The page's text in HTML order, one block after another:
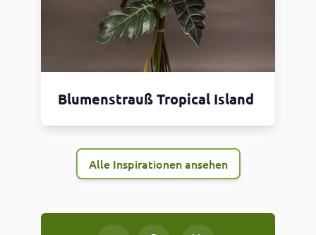
Blumenstrauß Tropical Island
Alle Inspirationen ansehen